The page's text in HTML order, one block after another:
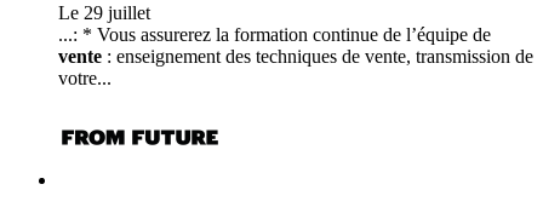
Le 29 juillet
...: * Vous assurerez la formation continue de l’équipe de
vente : enseignement des techniques de vente, transmission de
votre...